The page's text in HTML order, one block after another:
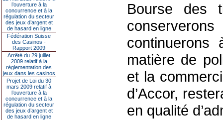
l’ouverture à la
concurrence et à la
régulation du secteur
des jeux d’argent et
de hasard en ligne
Fédération Suisse
des Casinos -
Rapport 2009
Arrêté du 29 juillet
2009 relatif à la
réglementation des
jeux dans les casinos
Projet de Loi du 30
mars 2009 relatif à
l’ouverture à la
concurrence et à la
régulation du secteur
des jeux d’argent et
de hasard en ligne
Bourse des
continuerons
matière de
et la
d’Accor,
en qualité